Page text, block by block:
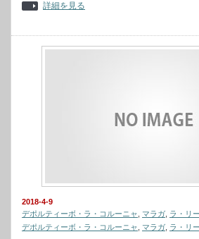
詳細を見る
2018-4-9
デポルティーボ・ラ・コルーニャ
マラガ ラ・リ
デポルティーボ・ラ・コルーニャ
マラガ ラ・リ